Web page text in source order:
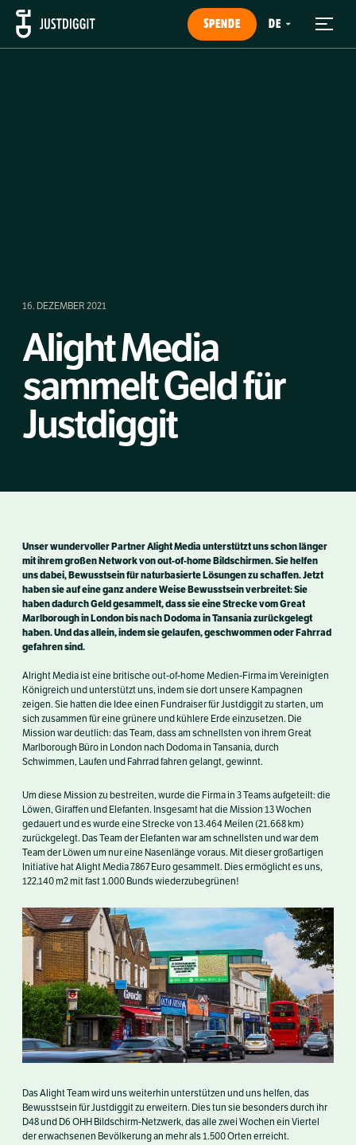
SPENDE
16. DEZEMBER 2021
Alight Media
sammelt Geld für
Justdiggit
Unser wundervoller Partner Alight Media unterstützt uns schon länger
mit ihrem großen Network von out-of-home Bildschirmen. Sie helfen
uns dabei, Bewusstsein für naturbasierte Lösungen zu schaffen. Jetzt
haben sie auf eine ganz andere Weise Bewusstsein verbreitet: Sie
haben dadurch Geld gesammelt, dass sie eine Strecke vom Great
Marlborough in London bis nach Dodoma in Tansania zurückgelegt
haben. Und das allein, indem sie gelaufen, geschwommen oder Fahrrad
gefahren sind.
Alright Media ist eine britische out-of-home Medien-Firma im Vereinigten
Königreich und unterstützt uns, indem sie dort unsere Kampagnen
zeigen. Sie hatten die Idee einen Fundraiser für Justdiggit zu starten, um
sich zusammen für eine grünere und kühlere Erde einzusetzen. Die
Mission war deutlich: das Team, dass am schnellsten von ihrem Great
Marlborough Büro in London nach Dodoma in Tansania, durch
Schwimmen, Laufen und Fahrrad fahren gelangt, gewinnt.
Um diese Mission zu bestreiten, wurde die Firma in 3 Teams aufgeteilt: die
Löwen, Giraffen und Elefanten. Insgesamt hat die Mission 13 Wochen
gedauert und es wurde eine Strecke von 13.464 Meilen (21.668 km)
zurückgelegt. Das Team der Elefanten war am schnellsten und war dem
Team der Löwen um nur eine Nasenlänge voraus. Mit dieser großartigen
Initiative hat Alight Media 7.867 Euro gesammelt. Dies ermöglicht es uns,
122.140 m2mit fast 1.000 Bunds wiederzubegrünen!
Das Alight Team wird uns weiterhin unterstützen und uns helfen, das
Bewusstsein für Justdiggit zu erweitern. Dies tun sie besonders durch ihr
D48 und D6 OHH Bildschirm-Netzwerk, das alle zwei Wochen ein Viertel
der erwachsenen Bevölkerung an mehr als 1.500 Orten erreicht.